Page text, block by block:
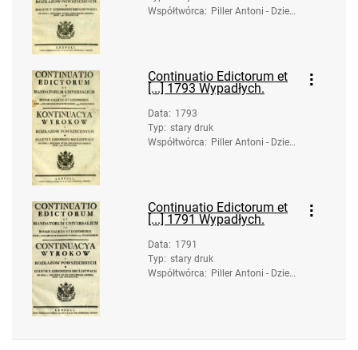
Współtwórca: Piller Antoni - Dzied
Continuatio Edictorum et
[...] 1793 Wypadłych.
Data: 1793
Typ: stary druk
Współtwórca: Piller Antoni - Dzied
Continuatio Edictorum et
[...] 1791 Wypadłych.
Data: 1791
Typ: stary druk
Współtwórca: Piller Antoni - Dzied